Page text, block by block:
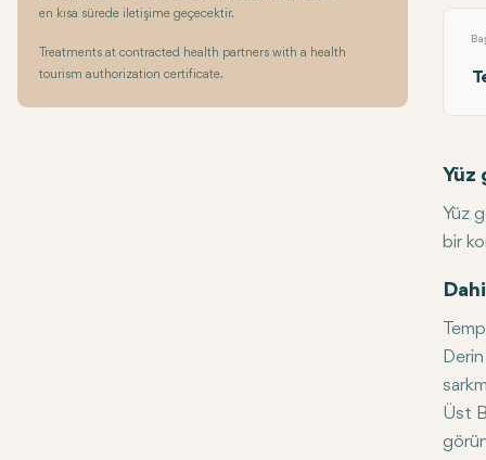
Yüz
Yüz
bir
Üst
en kısa sürede iletişime geçecektir.
Treatments at contracted health partners with a health
tourism authorization certificate.